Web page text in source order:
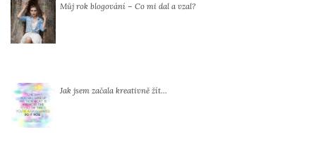
Můj rok blogování – Co mi dal a vzal?
Jak jsem začala kreativně žít…